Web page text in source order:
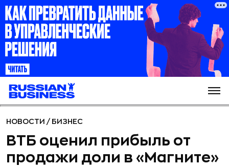
НОВОСТИ / БИЗНЕС
ВТБ оценил прибыль от
продажи доли в «Магните»